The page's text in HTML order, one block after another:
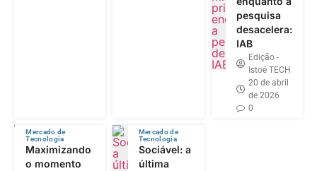
pesquisa
desacelera:
IAB
Edição -
Istoé TECH
20 de abril
de 2026
0
Mercado de
Tecnologia
Maximizando
o momento
Mercado de
Tecnologia
Sociável: a
última